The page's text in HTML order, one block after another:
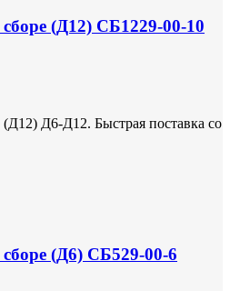
(Д12) СБ1229-00-10
Д6-Д12. Быстрая поставка со
(Д6) СБ529-00-6